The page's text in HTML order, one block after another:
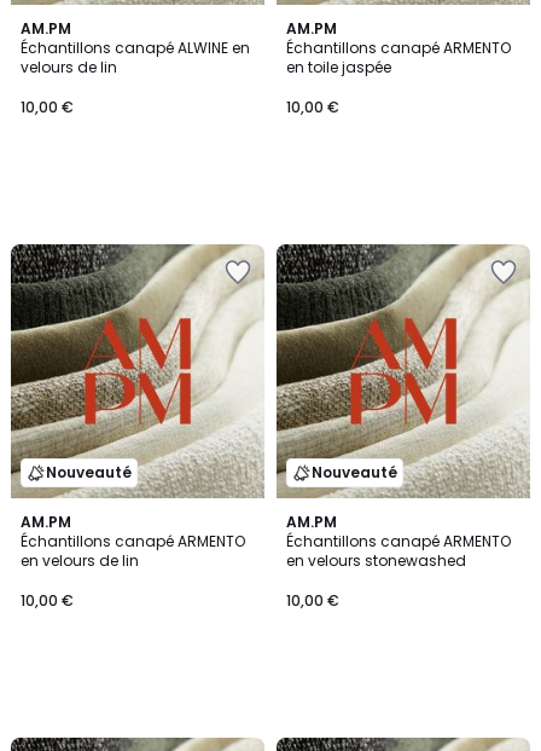
AM.PM
Échantillons canapé ALWINE en
velours de lin
10,00 €
AM.PM
Échantillons canapé ARMENTO
en toile jaspée
10,00 €
Nouveauté
AM.PM
Échantillons canapé ARMENTO
en velours de lin
10,00 €
Nouveauté
AM.PM
Échantillons canapé ARMENTO
en velours stonewashed
10,00 €